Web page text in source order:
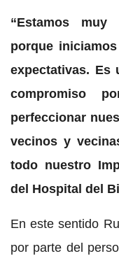
“Estamos
porque
expectativas. Es
compromiso
perfeccionar
vecinos y
todo nuestro
del Hospital del
En este sentido
por parte del